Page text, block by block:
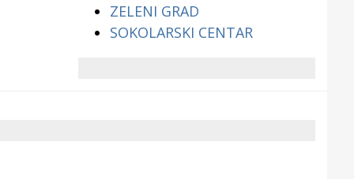
ZELENI GRAD
SOKOLARSKI CENTAR